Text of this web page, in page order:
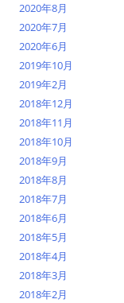
2020年8月
2020年7月
2020年6月
2019年10月
2019年2月
2018年12月
2018年11月
2018年10月
2018年9月
2018年8月
2018年7月
2018年6月
2018年5月
2018年4月
2018年3月
2018年2月